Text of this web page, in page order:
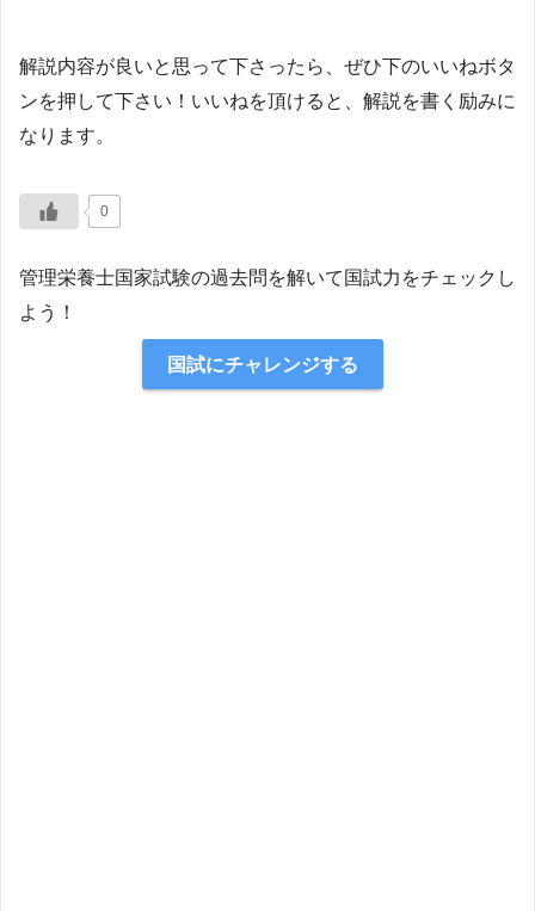
解説内容が良いと思って下さったら、ぜひ下のいいねボタ
ンを押して下さい！いいねを頂けると、解説を書く励みに
なります。
0
管理栄養士国家試験の過去問を解いて国試力をチェックし
よう！
国試にチャレンジする